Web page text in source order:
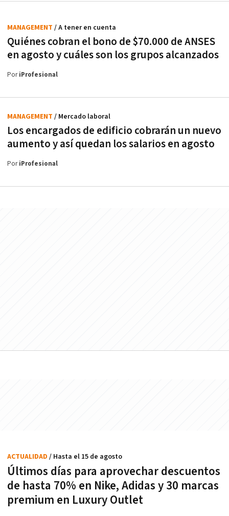
Quiénes cobran el bono de $70.000 de ANSES
en agosto y cuáles son los grupos alcanzados
MANAGEMENT / A tener en cuenta
PoriProfesional
Los encargados de edificio cobrarán un nuevo
aumento y así quedan los salarios en agosto
MANAGEMENT / Mercado laboral
PoriProfesional
Últimos días para aprovechar descuentos
de hasta 70% en Nike, Adidas y 30 marcas
premium en Luxury Outlet
ACTUALIDAD / Hasta el 15 de agosto